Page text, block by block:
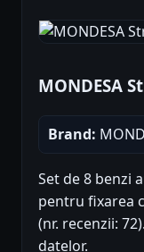
MONDESA
Brand:
Set de 8 benzi
pentru fixarea
(nr. recenzii:
datelor.